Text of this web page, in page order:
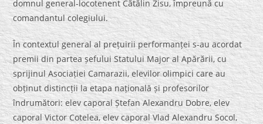
domnul general-locotenent Cătălin Zisu, împreună cu
comandantul colegiului.
În contextul general al prețuirii performanței s-au acordat
premii din partea șefului Statului Major al Apărării, cu
sprijinul Asociației Camarazii, elevilor olimpici care au
obținut distincții la etapa națională și profesorilor
îndrumători: elev caporal Ștefan Alexandru Dobre, elev
caporal Victor Cotelea, elev caporal Vlad Alexandru Socol,